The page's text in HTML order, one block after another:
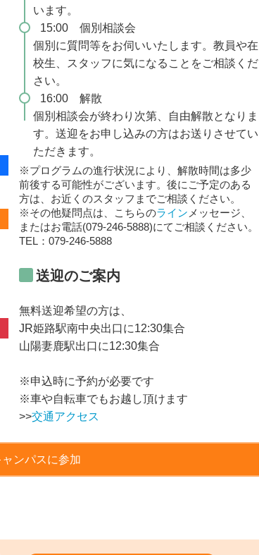
います。
15:00 個別相談会
個別に質問等をお伺いいたします。教員や在
校生、スタッフに気になることをご相談くだ
さい。
16:00 解散
個別相談会が終わり次第、自由解散となりま
す。送迎をお申し込みの方はお送りさせてい
ただきます。
※プログラムの進行状況により、解散時間は多少
前後する可能性がございます。後にご予定のある
方は、お近くのスタッフまでご相談ください。
※その他疑問点は、こちらのライン メッセージ、
またはお電話(079‐246‐5888)にてご相談ください。
TEL：079-246-5888
送迎のご案内
無料送迎希望の方は、
JR姫路駅南中央出口に12:30集合
山陽妻鹿駅出口に12:30集合
※申込時に予約が必要です
※車や自転車でもお越し頂けます
>>交通アクセス
ンパスに参加